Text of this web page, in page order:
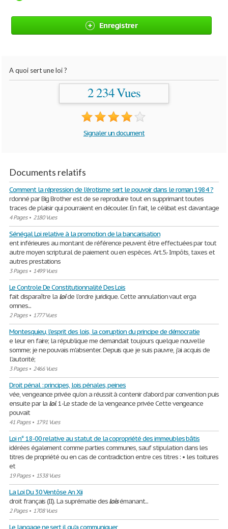
Enregistrer
A quoi sert une loi ?
2 234 Vues
Signaler un document
Documents relatifs
Comment la répression de l'érotisme sert le pouvoir dans le roman 1984 ?
rdonné par Big Brother est de se reproduire tout en supprimant toutes
traces de plaisir qui pourraient en découler. En fait, le célibat est davantage
4 Pages• 2180 Vues
Sénégal Loi relative à la promotion de la bancarisation
ent inférieures au montant de référence peuvent être effectuées par tout
autre moyen scriptural de paiement ou en espèces. Art.5.- Impôts, taxes et
autres prestations
3 Pages• 1499 Vues
Le Controle De Constitutionnalité Des Lois
fait disparaître la loide l’ordre juridique. Cette annulation vaut erga
omnes...
2 Pages• 1777 Vues
Montesquieu, l'esprit des lois, la corruption du principe de démocratie
e leur en faire; la république me demandait toujours quelque nouvelle
somme; je ne pouvais m'absenter. Depuis que je suis pauvre, j'ai acquis de
l'autorité;
3 Pages• 2466 Vues
Droit pénal : principes, lois pénales, peines
vée, vengeance privée qu’on a réussit à contenir d’abord par convention puis
ensuite par la loi. 1-Le stade de la vengeance privée Cette vengeance
pouvait
41 Pages• 1791 Vues
Loi n° 18-00 relative au statut de la copropriété des immeubles bâtis
idérées également comme parties communes, sauf stipulation dans les
titres de propriété ou en cas de contradiction entre ces titres : • les toitures
et
19 Pages• 1538 Vues
La Loi Du 30 Ventôse An Xii
droit français (II). La suprématie desloisémanant...
2 Pages• 1708 Vues
Le langage ne sert il qu'a communiquer